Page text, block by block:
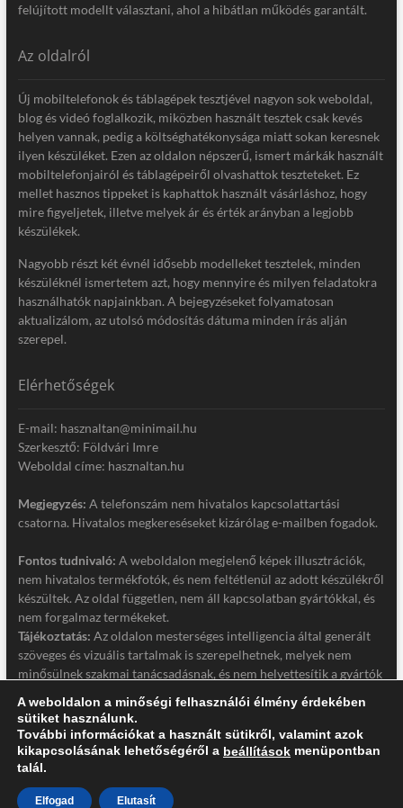
felújított modellt választani, ahol a hibátlan működés garantált.
Az oldalról
Új mobiltelefonok és táblagépek tesztjével nagyon sok weboldal,
blog és videó foglalkozik, miközben használt tesztek csak kevés
helyen vannak, pedig a költséghatékonysága miatt sokan keresnek
ilyen készüléket. Ezen az oldalon népszerű, ismert márkák használt
mobiltelefonjairól és táblagépeiről olvashattok teszteteket. Ez
mellet hasznos tippeket is kaphattok használt vásárláshoz, hogy
mire figyeljetek, illetve melyek ár és érték arányban a legjobb
készülékek.
Nagyobb részt két évnél idősebb modelleket tesztelek, minden
készüléknél ismertetem azt, hogy mennyire és milyen feladatokra
használhatók napjainkban. A bejegyzéseket folyamatosan
aktualizálom, az utolsó módosítás dátuma minden írás alján
szerepel.
Elérhetőségek
E-mail: hasznaltan@minimail.hu
Szerkesztő: Földvári Imre
Weboldal címe: hasznaltan.hu
Megjegyzés: A telefonszám nem hivatalos kapcsolattartási
csatorna. Hivatalos megkereséseket kizárólag e-mailben fogadok.
Fontos tudnivaló: A weboldalon megjelenő képek illusztrációk,
nem hivatalos termékfotók, és nem feltétlenül az adott készülékről
készültek. Az oldal független, nem áll kapcsolatban gyártókkal, és
nem forgalmaz termékeket.
Tájékoztatás: Az oldalon mesterséges intelligencia által generált
szöveges és vizuális tartalmak is szerepelhetnek, melyek nem
minősülnek szakmai tanácsadásnak, és nem helyettesítik a gyártók
Jogi nyilatkozat
Adatkezelési tájékoztató
A weboldalon a minőségi felhasználói élmény érdekében
sütiket használunk.
További információkat a használt sütikről, valamint azok
kikapcsolásának lehetőségéről a beállítások menüpontban
talál.
Elfogad Elutasít